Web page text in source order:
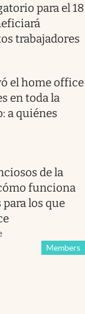
para el 18
trabajadores
el home office
en toda la
a quiénes
de la
funciona
los que
Members